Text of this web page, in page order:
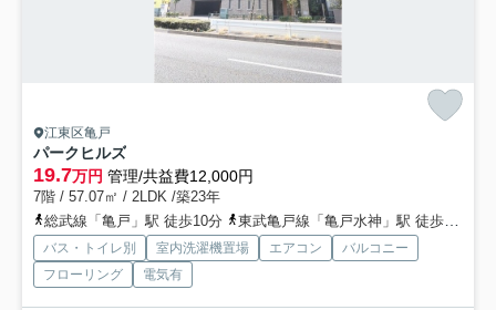
江東区亀戸
パークヒルズ
19.7万円 管理/共益費12,000円
7階 / 57.07㎡ / 2LDK /築23年
総武線「亀戸」駅 徒歩10分
東武亀戸線「亀戸水神」駅 徒歩1分
バス・トイレ別 室内洗濯機置場 エアコン
バルコニー
フローリング
電気有